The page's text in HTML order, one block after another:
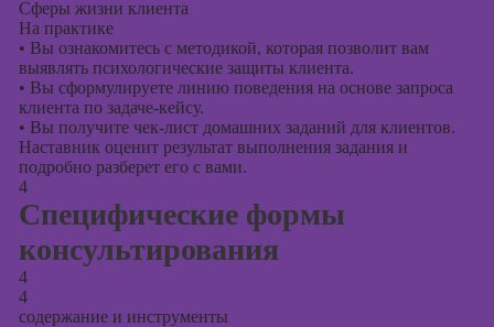
Сферы жизни клиента
На практике
• Вы ознакомитесь с методикой, которая позволит вам
выявлять психологические защиты клиента.
• Вы сформулируете линию поведения на основе запроса
клиента по задаче-кейсу.
• Вы получите чек-лист домашних заданий для клиентов.
Наставник оценит результат выполнения задания и
подробно разберет его с вами.
4
Специфические формы
консультирования
4
4
содержание и инструменты